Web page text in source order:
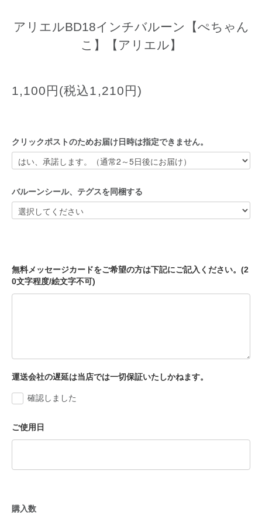
アリエルBD18インチバルーン【ぺちゃん
こ】【アリエル】
1,100円(税込1,210円)
クリックポストのためお届け日時は指定できません。
バルーンシール、テグスを同梱する
無料メッセージカードをご希望の方は下記にご記入ください。(2
0文字程度/絵文字不可)
運送会社の遅延は当店では一切保証いたしかねます。
確認しました
ご使用日
購入数